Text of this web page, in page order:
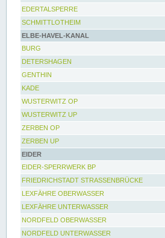
EDERTALSPERRE
SCHMITTLOTHEIM
ELBE-HAVEL-KANAL
BURG
DETERSHAGEN
GENTHIN
KADE
WUSTERWITZ OP
WUSTERWITZ UP
ZERBEN OP
ZERBEN UP
EIDER
EIDER-SPERRWERK BP
FRIEDRICHSTADT STRASSENBRÜCKE
LEXFÄHRE OBERWASSER
LEXFÄHRE UNTERWASSER
NORDFELD OBERWASSER
NORDFELD UNTERWASSER